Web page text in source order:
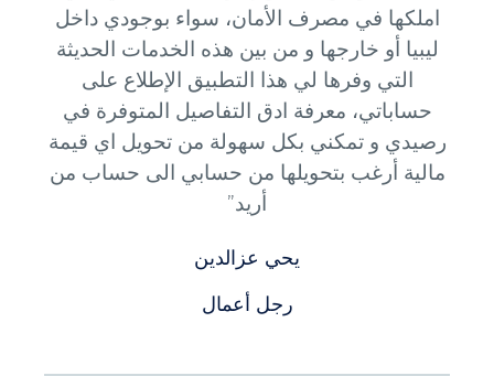
املكها في مصرف الأمان، سواء بوجودي داخل
ليبيا أو خارجها و من بين هذه الخدمات الحديثة
التي وفرها لي هذا التطبيق الإطلاع على
حساباتي، معرفة ادق التفاصيل المتوفرة في
رصيدي و تمكني بكل سهولة من تحويل اي قيمة
مالية أرغب بتحويلها من حسابي الى حساب من
أريد”
يحي عزالدين
رجل أعمال